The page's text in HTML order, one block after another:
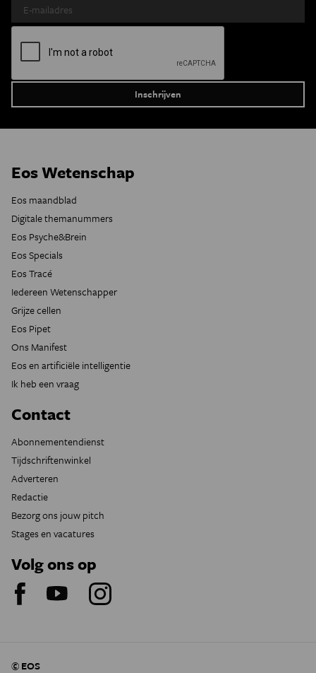
Eos Wetenschap
Eos maandblad
Digitale themanummers
Eos Psyche&Brein
Eos Specials
Eos Tracé
Iedereen Wetenschapper
Grijze cellen
Eos Pipet
Ons Manifest
Eos en artificiële intelligentie
Ik heb een vraag
Contact
Abonnementendienst
Tijdschriftenwinkel
Adverteren
Redactie
Bezorg ons jouw pitch
Stages en vacatures
Volg ons op
© EOS